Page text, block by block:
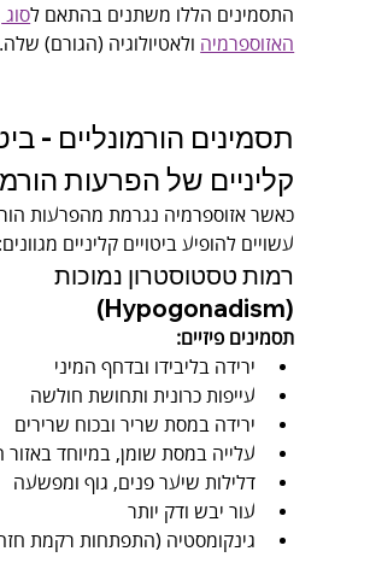
התסמינים הללו משתנים בהתאם לסוג
האזוספרמיה ולאטיולוגיה (הגורם) שלה.
תסמינים הורמונליים -
קליניים של הפרעות
כאשר אזוספרמיה נגרמת מהפרעות
עשויים להופיע ביטויים קליניים מגוונים:
רמות טסטוסטרון נמוכות
(Hypogonadism)
תסמינים פיזיים:
ירידה בליבידו ובדחף המיני
עייפות כרונית ותחושת חולשה
ירידה במסת שריר ובכוח שרירים
עלייה במסת שומן, במיוחד באזור
דלילות שיער פנים, גוף ומפשעה
עור יבש ודק יותר
גינקומסטיה (התפתחות רקמת